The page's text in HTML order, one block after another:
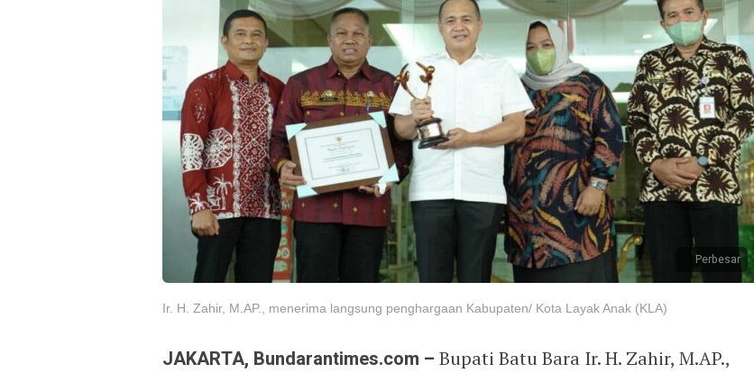
Perbesar
Ir. H. Zahir, M.AP., menerima langsung penghargaan Kabupaten/ Kota Layak Anak (KLA)
JAKARTA, Bundarantimes.com – Bupati Batu Bara Ir. H. Zahir, M.AP.,